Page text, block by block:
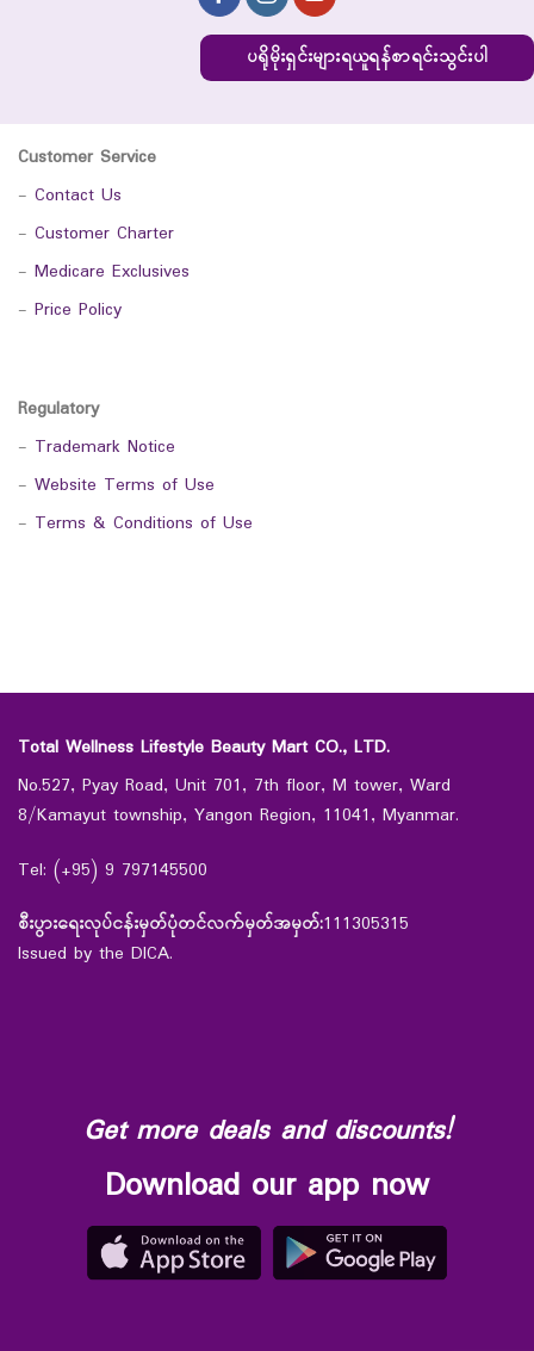
ပရိုမိုးရှင်းများရယူရန်စာရင်းသွင်းပါ
Customer Service
- Contact Us
- Customer Charter
- Medicare Exclusives
- Price Policy
Regulatory
- Trademark Notice
- Website Terms of Use
- Terms & Conditions of Use
Total Wellness Lifestyle Beauty Mart CO., LTD.
No.527, Pyay Road, Unit 701, 7th floor, M tower, Ward
8/Kamayut township, Yangon Region, 11041, Myanmar.
Tel: (+95) 9 797145500
စီးပွားရေးလုပ်ငန်းမှတ်ပုံတင်လက်မှတ်အမှတ်:111305315
Issued by the DICA.
Get more deals and discounts!
Download our app now